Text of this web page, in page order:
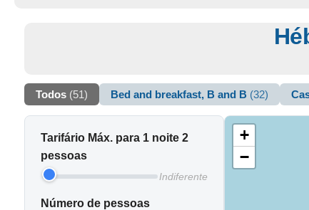
Todos (51) Bed and breakfast, B and B (32)
Tarifário Máx. para 1 noite 2
pessoas
Indiferente
Número de pessoas
+
−